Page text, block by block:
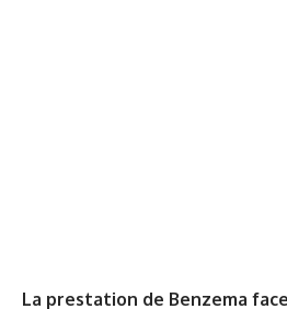
La prestation de Benzema